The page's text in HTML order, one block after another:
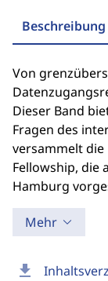
download
Beschreibung
Von
Dieser Band
Fragen des
versammelt die
Fellowship, die
Hamburg
Mehr